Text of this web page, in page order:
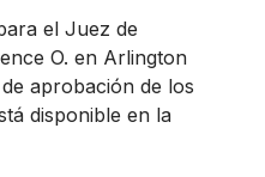
el Juez de
O. en Arlington
aprobación de los
disponible en la